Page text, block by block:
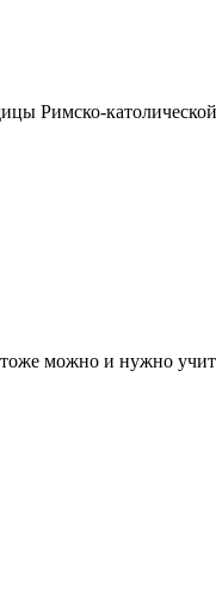
Римско-
можно и нужно